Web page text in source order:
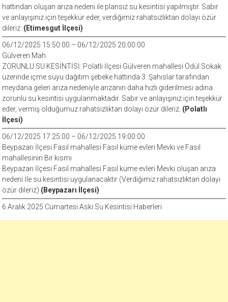
hattından oluşan arıza nedeni ile plansız su kesintisi yapılmıştır. Sabır
ve anlayışınız için teşekkür eder, verdiğimiz rahatsızlıktan dolayı özür
dileriz. (Etimesgut İlçesi)
06/12/2025 15:50:00 – 06/12/2025 20:00:00
Gülveren Mah.
ZORUNLU SU KESİNTİSİ: Polatlı İlçesi Gülveren mahallesi Ödül Sokak
üzerinde içme suyu dağıtım şebeke hattında 3. Şahıslar tarafından
meydana gelen arıza nedeniyle arızanın daha hızlı giderilmesi adına
zorunlu su kesintisi uygulanmaktadır. Sabır ve anlayışınız için teşekkür
eder, vermiş olduğumuz rahatsızlıktan dolayı özür dileriz. (Polatlı
İlçesi)
06/12/2025 17:25:00 – 06/12/2025 19:00:00
Beypazarı İlçesi Fasıl mahallesi Fasıl küme evleri Mevki ve Fasıl
mahallesinin Bir kısmı
Beypazarı İlçesi Fasıl mahallesi Fasıl küme evleri Mevki oluşan arıza
nedeni İle su kesintisi uygulanacaktır (Verdiğimiz rahatsızlıktan dolayı
özür dileriz) (Beypazarı İlçesi)
6 Aralık 2025 Cumartesi Aski Su Kesintisi Haberleri